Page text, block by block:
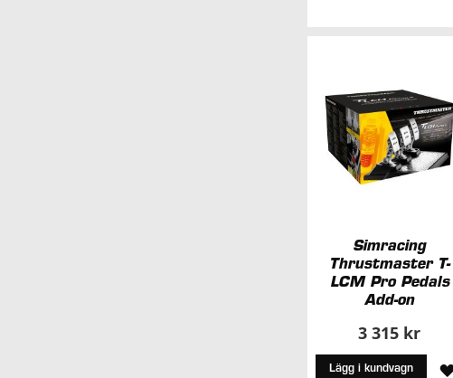
Simracing
Thrustmaster T-
LCM Pro Pedals
Add-on
3 315 kr
Lägg i kundvagn